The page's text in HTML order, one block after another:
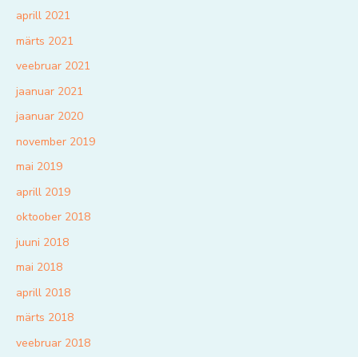
aprill 2021
märts 2021
veebruar 2021
jaanuar 2021
jaanuar 2020
november 2019
mai 2019
aprill 2019
oktoober 2018
juuni 2018
mai 2018
aprill 2018
märts 2018
veebruar 2018